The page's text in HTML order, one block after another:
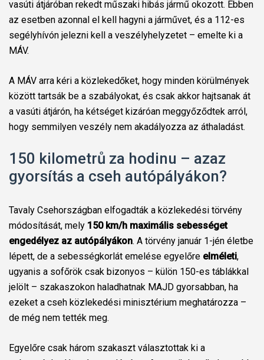
vasúti átjáróban rekedt műszaki hibás jármű okozott. Ebben
az esetben azonnal el kell hagyni a járművet, és a 112-es
segélyhívón jelezni kell a veszélyhelyzetet – emelte ki a
MÁV.
A MÁV arra kéri a közlekedőket, hogy minden körülmények
között tartsák be a szabályokat, és csak akkor hajtsanak át
a vasúti átjárón, ha kétséget kizáróan meggyőződtek arról,
hogy semmilyen veszély nem akadályozza az áthaladást.
150 kilometrů za hodinu – azaz
gyorsítás a cseh autópályákon?
Tavaly Csehországban elfogadták a közlekedési törvény
módosítását, mely 150 km/h maximális sebességet
engedélyez az autópályákon. A törvény január 1-jén életbe
lépett, de a sebességkorlát emelése egyelőre elméleti,
ugyanis a sofőrök csak bizonyos – külön 150-es táblákkal
jelölt – szakaszokon haladhatnak MAJD gyorsabban, ha
ezeket a cseh közlekedési minisztérium meghatározza –
de még nem tették meg.
Egyelőre csak három szakaszt választottak ki a